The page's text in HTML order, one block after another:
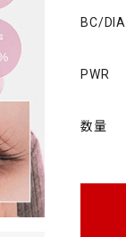
BC/DIA
PWR
数量